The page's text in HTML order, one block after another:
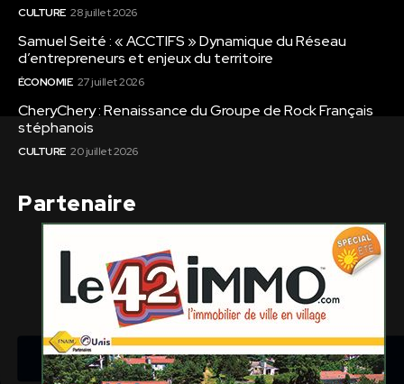
CULTURE 28 juillet 2026
Samuel Seité : « ACCTIFS » Dynamique du Réseau
d’entrepreneurs et enjeux du territoire
ÉCONOMIE 27 juillet 2026
CheryChery : Renaissance du Groupe de Rock Français
stéphanois
CULTURE 20 juillet 2026
Partenaire